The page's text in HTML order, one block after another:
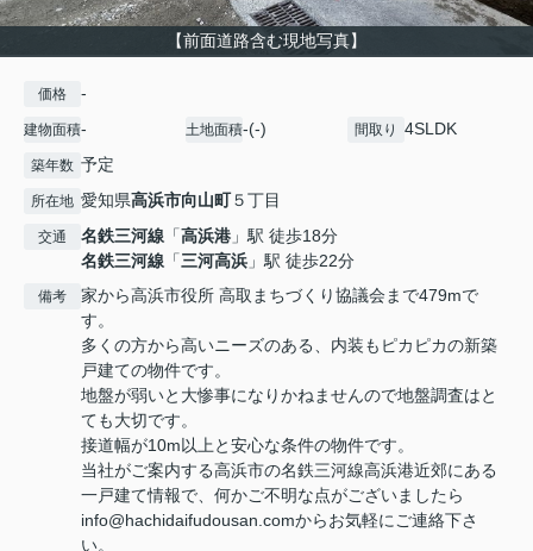
【前面道路含む現地写真】
価格 -
建物面積- 土地面積-(-) 間取り 4SLDK
築年数 予定
所在地 愛知県高浜市向山町５丁目
交通 名鉄三河線 「高浜港 」駅 徒歩18分
名鉄三河線 「三河高浜 」駅 徒歩22分
備考
家から高浜市役所 高取まちづくり協議会まで479mで
す。
多くの方から高いニーズのある、内装もピカピカの新築
戸建ての物件です。
地盤が弱いと大惨事になりかねませんので地盤調査はと
ても大切です。
接道幅が10m以上と安心な条件の物件です。
当社がご案内する高浜市の名鉄三河線高浜港近郊にある
一戸建て情報で、何かご不明な点がございましたら
info@hachidaifudousan.comからお気軽にご連絡下さ
い。